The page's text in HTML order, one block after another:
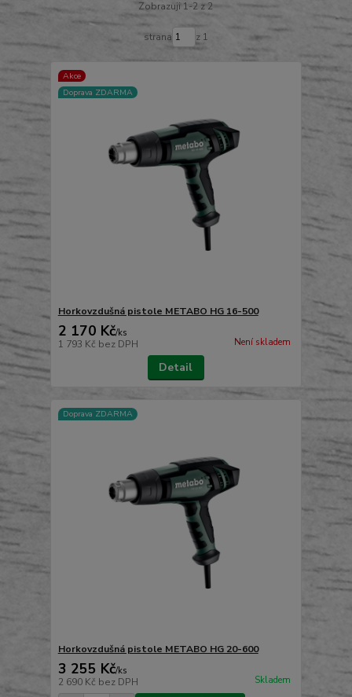
Zobrazuji 1-2 z 2
strana z 1
Akce
Doprava ZDARMA
Horkovzdušná pistole METABO HG 16-500
2 170 Kč/ks
1 793 Kč bez DPH Není skladem
Detail
Doprava ZDARMA
Horkovzdušná pistole METABO HG 20-600
3 255 Kč/ks
2 690 Kč bez DPH Skladem